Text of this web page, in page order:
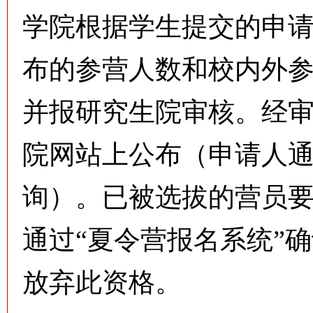
学院根据学生提交的申
布的参营人数和校内外
并报研究生院审核。经
院网站上公布（申请人
询）。已被选拔的营员
通过“夏令营报名系统”
放弃此资格。